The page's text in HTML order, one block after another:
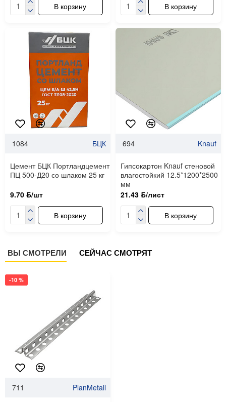
В корзину В корзину
1084 БЦК
Цемент БЦК Портландцемент
ПЦ 500-Д20 со шлаком 25 кг
9.70 ƃ/шт
В корзину
694 Knauf
Гипсокартон Knauf стеновой
влагостойкий 12.5*1200*2500
мм
21.43 ƃ/лист
В корзину
ВЫ СМОТРЕЛИ СЕЙЧАС СМОТРЯТ
-10 %
711 PlanMetall